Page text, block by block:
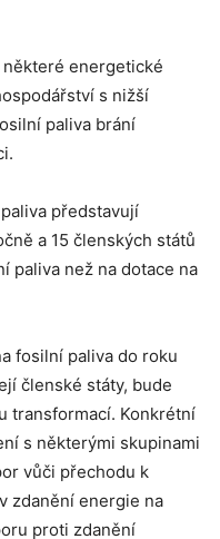
energetické
s nižší
paliva brání
představují
a 15 členských států
paliva než na dotace na
fosilní paliva do roku
členské státy, bude
transformací. Konkrétní
s některými skupinami
vůči přechodu k
zdanění energie na
proti zdanění